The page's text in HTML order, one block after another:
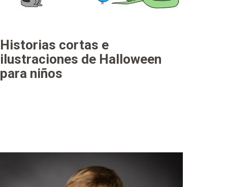
Historias cortas e
ilustraciones de Halloween
para niños